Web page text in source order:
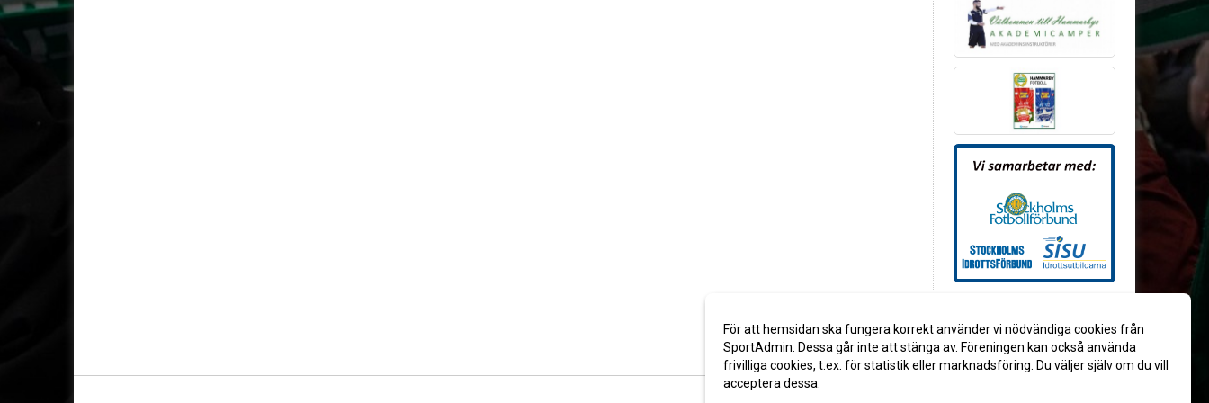
För att hemsidan ska fungera korrekt använder vi nödvändiga cookies från
SportAdmin. Dessa går inte att stänga av. Föreningen kan också använda
frivilliga cookies, t.ex. för statistik eller marknadsföring. Du väljer själv om du vill
acceptera dessa.